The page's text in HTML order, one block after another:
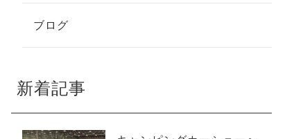
ブログ
新着記事